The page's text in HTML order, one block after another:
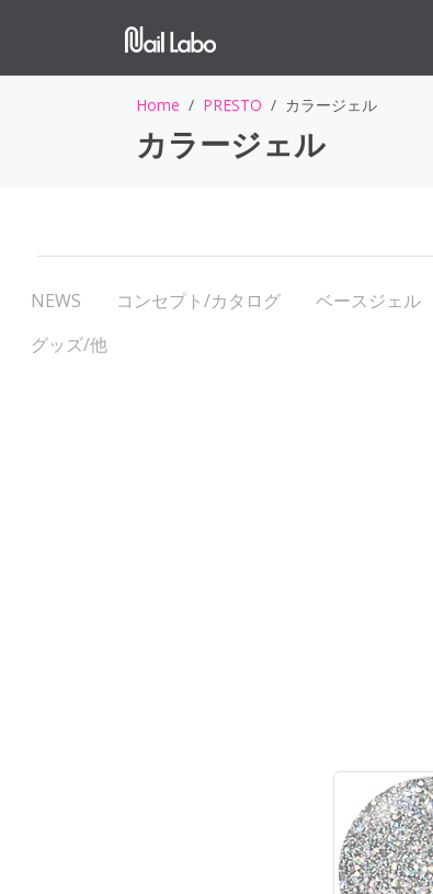
Home PRESTO カラージェル
カラージェル
NEWS コンセプト/カタログ ベースジェル
グッズ/他